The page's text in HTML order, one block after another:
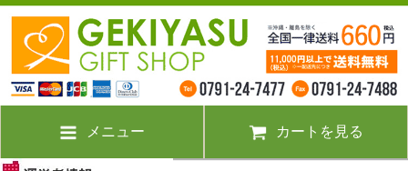
メニュー カートを見る